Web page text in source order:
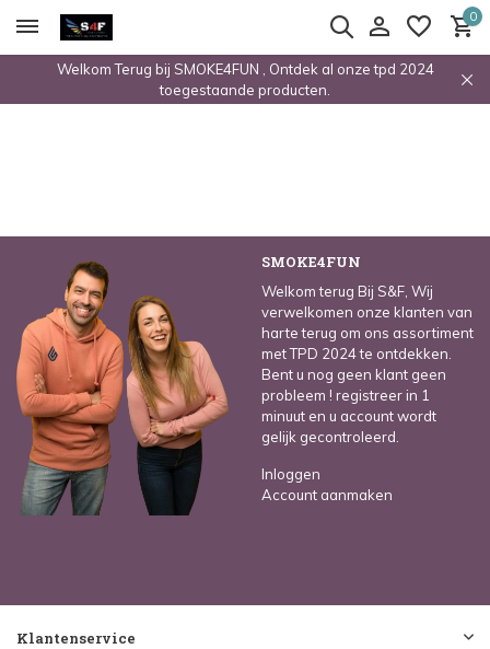
0
Welkom Terug bij SMOKE4FUN , Ontdek al onze tpd 2024
toegestaande producten.
SMOKE4FUN
Welkom terug Bij S&F, Wij
verwelkomen onze klanten van
harte terug om ons assortiment
met TPD 2024 te ontdekken.
Bent u nog geen klant geen
probleem ! registreer in 1
minuut en u account wordt
gelijk gecontroleerd.
Inloggen
Account aanmaken
Klantenservice